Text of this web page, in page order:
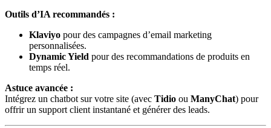
Outils d’IA recommandés :
Klaviyo pour des campagnes d’email marketing
personnalisées.
Dynamic Yield pour des recommandations de produits en
temps réel.
Astuce avancée :
Intégrez un chatbot sur votre site (avec Tidio ou ManyChat) pour
offrir un support client instantané et générer des leads.